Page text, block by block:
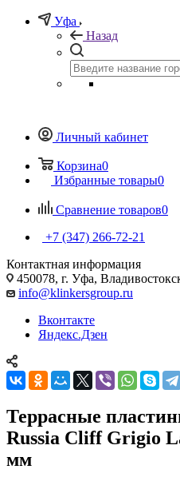
Уфа
Назад
Личный кабинет
Корзина0
Избранные товары0
Сравнение товаров0
+7 (347) 266-72-21
Контактная информация
450078, г. Уфа,
info@klinkersgroup.ru
Вконтакте
Яндекс.Дзен
Террасные
Russia Cliff Grigio
мм